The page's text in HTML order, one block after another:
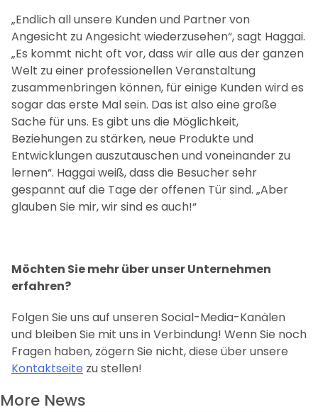
„Endlich all unsere Kunden und Partner von
Angesicht zu Angesicht wiederzusehen“, sagt Haggai.
„Es kommt nicht oft vor, dass wir alle aus der ganzen
Welt zu einer professionellen Veranstaltung
zusammenbringen können, für einige Kunden wird es
sogar das erste Mal sein. Das ist also eine große
Sache für uns. Es gibt uns die Möglichkeit,
Beziehungen zu stärken, neue Produkte und
Entwicklungen auszutauschen und voneinander zu
lernen“. Haggai weiß, dass die Besucher sehr
gespannt auf die Tage der offenen Tür sind. „Aber
glauben Sie mir, wir sind es auch!“
Möchten Sie mehr über unser Unternehmen
erfahren?
Folgen Sie uns auf unseren Social-Media-Kanälen
und bleiben Sie mit uns in Verbindung! Wenn Sie noch
Fragen haben, zögern Sie nicht, diese über unsere
Kontaktseite zu stellen!
More News